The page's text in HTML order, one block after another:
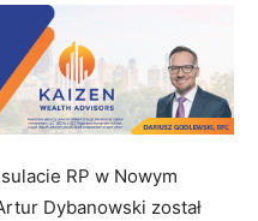
RP w Nowym
Dybanowski został